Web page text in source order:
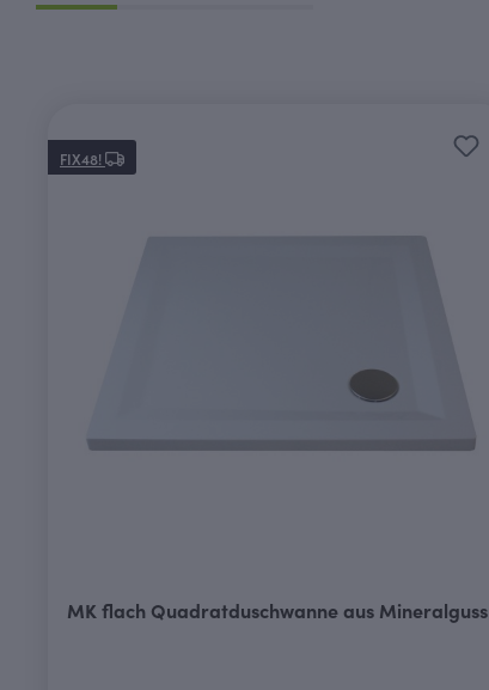
FIX48!
MK flach Quadratduschwanne aus Mineralguss